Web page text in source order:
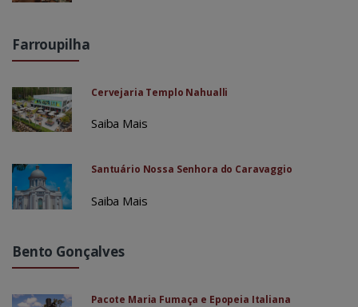
Farroupilha
Cervejaria Templo Nahualli
Saiba Mais
Santuário Nossa Senhora do Caravaggio
Saiba Mais
Bento Gonçalves
Pacote Maria Fumaça e Epopeia Italiana